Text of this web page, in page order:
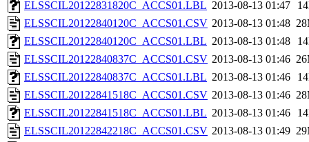
ELSSCIL20122831820C_ACCS01.LBL 2013-08-13 01:47
ELSSCIL20122840120C_ACCS01.CSV 2013-08-13 01:48
ELSSCIL20122840120C_ACCS01.LBL 2013-08-13 01:48
ELSSCIL20122840837C_ACCS01.CSV 2013-08-13 01:46
ELSSCIL20122840837C_ACCS01.LBL 2013-08-13 01:46
ELSSCIL20122841518C_ACCS01.CSV 2013-08-13 01:46
ELSSCIL20122841518C_ACCS01.LBL 2013-08-13 01:46
ELSSCIL20122842218C_ACCS01.CSV 2013-08-13 01:49